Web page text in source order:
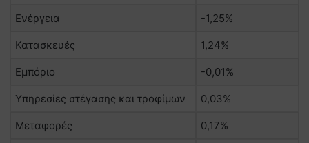
Ενέργεια -1,25%
Κατασκευές 1,24%
Εμπόριο -0,01%
Υπηρεσίες στέγασης και τροφίμων 0,03%
Μεταφορές 0,17%